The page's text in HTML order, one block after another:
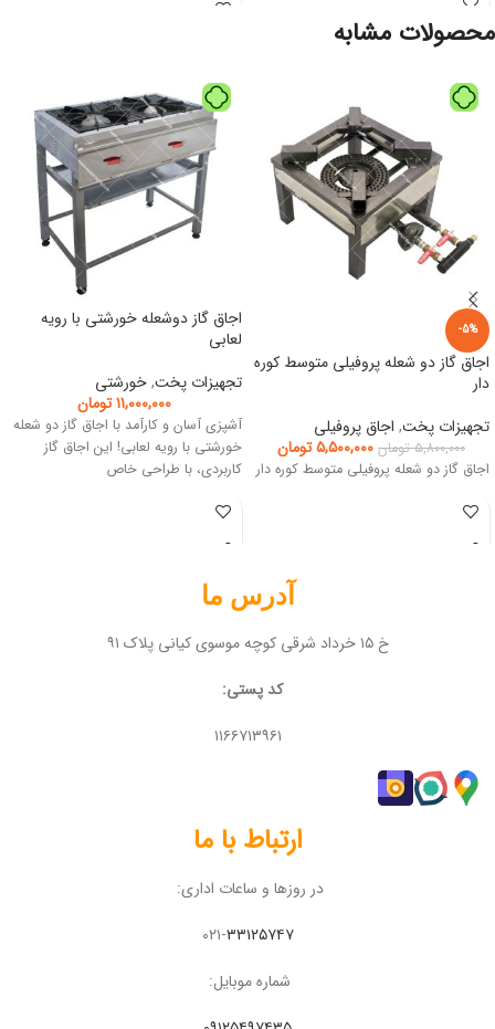
محصولات مشابه
-5%
اجاق گاز دو شعله پروفیلی متوسط کوره
دار
تجهیزات پخت, اجاق پروفیلی
۵,۸۰۰,۰۰۰ تومان ۵,۵۰۰,۰۰۰تومان
اجاق گاز دو شعله پروفیلی متوسط کوره دار
اجاق گاز دوشعله خورشتی با رویه
لعابی
تجهیزات پخت,خورشتی
۱۱,۰۰۰,۰۰۰ تومان
آشپزی آسان و کارآمد با اجاق گاز دو شعله
خورشتی با رویه لعابی! این اجاق گاز
کاربردی، با طراحی خاص
آدرس ما
خ ۱۵ خرداد شرقی کوچه موسوی کیانی پلاک ۹۱
کد پستی:
۱۱۶۶۷۱۳۹۶۱
ارتباط با ما
در روزها و ساعات اداری:
۰۲۱-۳۳۱۲۵۷۴۷
شماره موبایل: